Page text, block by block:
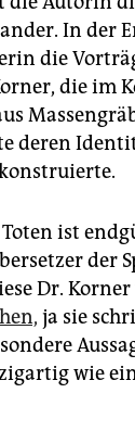
In der
die
die im
deren
Toten ist
der
Dr.
ja sie
wie